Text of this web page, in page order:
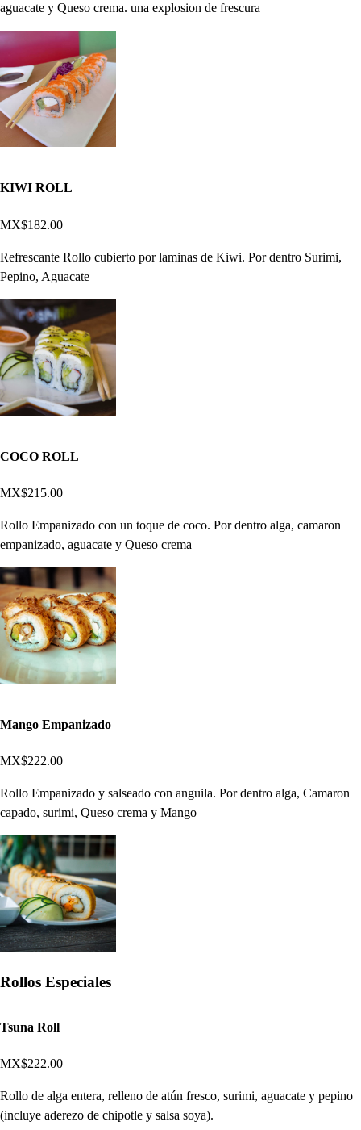
aguacate y Queso crema. una explosion de frescura
KIWI ROLL
MX$182.00
Refrescante Rollo cubierto por laminas de Kiwi. Por dentro Surimi,
Pepino, Aguacate
COCO ROLL
MX$215.00
Rollo Empanizado con un toque de coco. Por dentro alga, camaron
empanizado, aguacate y Queso crema
Mango Empanizado
MX$222.00
Rollo Empanizado y salseado con anguila. Por dentro alga, Camaron
capado, surimi, Queso crema y Mango
Rollos Especiales
Tsuna Roll
MX$222.00
Rollo de alga entera, relleno de atún fresco, surimi, aguacate y pepino
(incluye aderezo de chipotle y salsa soya).